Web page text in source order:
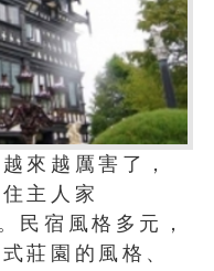
來越厲害了，
主人家
宿風格多元，
莊園的風格、